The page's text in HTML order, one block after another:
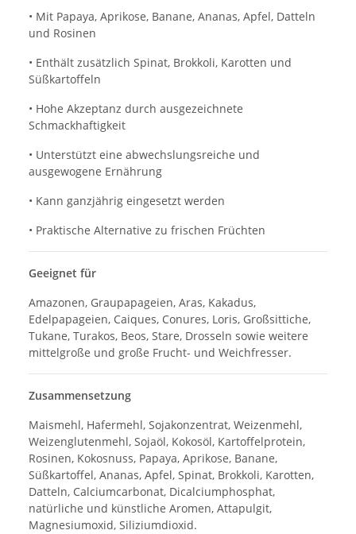
• Mit Papaya, Aprikose, Banane, Ananas, Apfel, Datteln
und Rosinen
• Enthält zusätzlich Spinat, Brokkoli, Karotten und
Süßkartoffeln
• Hohe Akzeptanz durch ausgezeichnete
Schmackhaftigkeit
• Unterstützt eine abwechslungsreiche und
ausgewogene Ernährung
• Kann ganzjährig eingesetzt werden
• Praktische Alternative zu frischen Früchten
Geeignet für
Amazonen, Graupapageien, Aras, Kakadus,
Edelpapageien, Caiques, Conures, Loris, Großsittiche,
Tukane, Turakos, Beos, Stare, Drosseln sowie weitere
mittelgroße und große Frucht- und Weichfresser.
Zusammensetzung
Maismehl, Hafermehl, Sojakonzentrat, Weizenmehl,
Weizenglutenmehl, Sojaöl, Kokosöl, Kartoffelprotein,
Rosinen, Kokosnuss, Papaya, Aprikose, Banane,
Süßkartoffel, Ananas, Apfel, Spinat, Brokkoli, Karotten,
Datteln, Calciumcarbonat, Dicalciumphosphat,
natürliche und künstliche Aromen, Attapulgit,
Magnesiumoxid, Siliziumdioxid.